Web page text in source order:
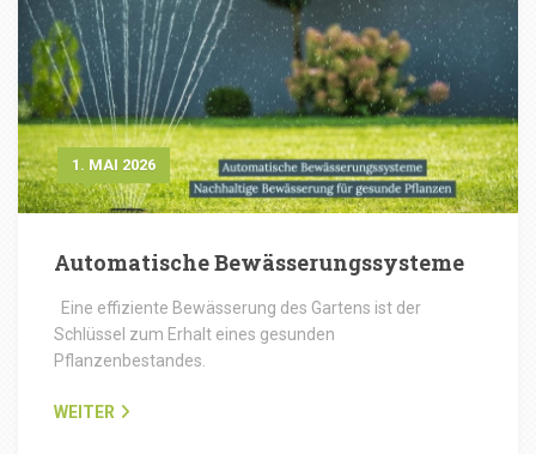
1. MAI 2026
Automatische Bewässerungssysteme
Eine effiziente Bewässerung des Gartens ist der
Schlüssel zum Erhalt eines gesunden
Pflanzenbestandes.
WEITER